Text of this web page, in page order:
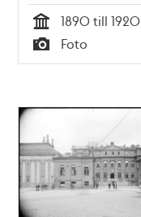
Tid
1890 till 1920
Typ
Foto